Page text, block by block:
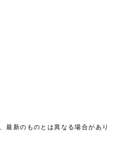
最新のものとは異なる場合があり